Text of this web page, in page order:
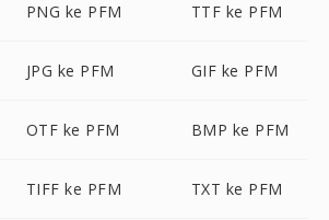
PNG ke PFM TTF ke PFM
JPG ke PFM GIF ke PFM
OTF ke PFM BMP ke PFM
TIFF ke PFM TXT ke PFM